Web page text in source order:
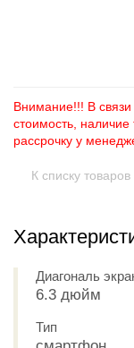
Внимание!!! В
стоимость,
рассрочку у
К списку товаров
Диагональ
6.3 дюйм
Тип